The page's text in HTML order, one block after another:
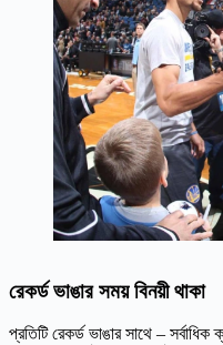
রেকর্ড ভাঙার সময় বিনয়ী থাকা
প্রতিটি রেকর্ড ভাঙার সাথে – সর্বাধিক